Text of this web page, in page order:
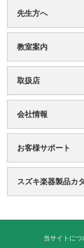
先生方へ
教室案内
取扱店
会社情報
お客様サポート
スズキ楽器製品カ
当サイトにつ